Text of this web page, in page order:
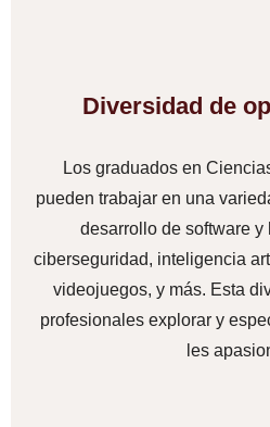
Diversidad de
Los graduados en
pueden trabajar en una
desarrollo de software y
ciberseguridad, inteligencia
videojuegos, y más. Esta
profesionales explorar y
les